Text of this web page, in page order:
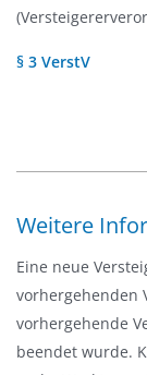
§ 3 VerstV
Weitere
Eine neue
vorhergehenden
vorhergehende
beendet wurde.